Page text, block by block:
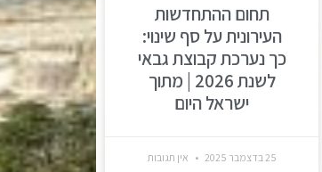
תחום ההתחדשות
העירונית על סף שינוי:
כך נערכת קבוצת גבאי
לשנת 2026 | מתוך
ישראל היום
25 בדצמבר 2025 אין תגובות